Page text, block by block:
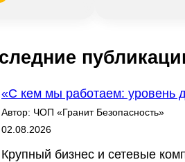
«С кем мы работаем: уровень
Автор: ЧОП «Гранит Безопасность»
02.08.2026
Крупный бизнес и сетевые